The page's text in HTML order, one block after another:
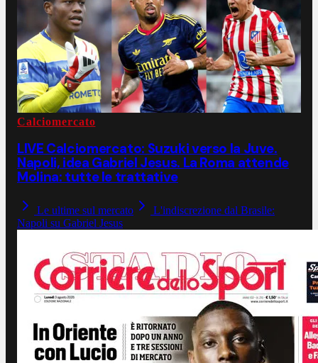
Calciomercato
LIVE Calciomercato: Suzuki verso la Juve.
Napoli, idea Gabriel Jesus. La Roma attende
Molina: tutte le trattative
Le ultime sul mercato
L'indiscrezione dal Brasile:
Napoli su Gabriel Jesus